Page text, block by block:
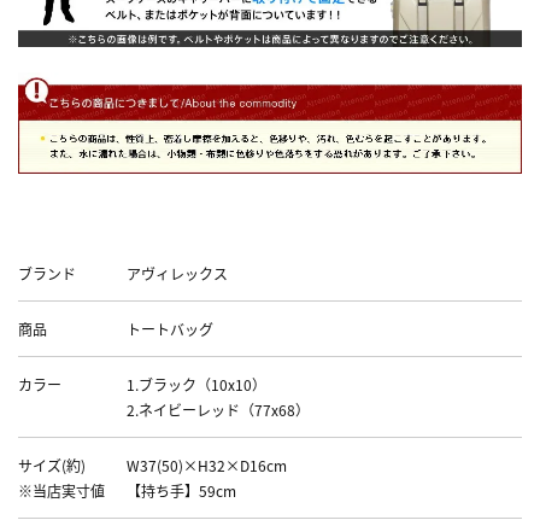
ブランド
アヴィレックス
商品 トートバッグ
カラー
1.ブラック（10x10）
2.ネイビーレッド（77x68）
サイズ(約)
※当店実寸値
W37(50)×H32×D16cm
【持ち手】59cm